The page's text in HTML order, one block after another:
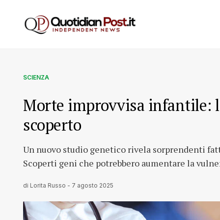
SCIENZA
Morte improvvisa infantile:
scoperto
Un nuovo studio genetico rivela sorprendenti
Scoperti geni che potrebbero aumentare la
di Lorita Russo - 7 agosto 2025